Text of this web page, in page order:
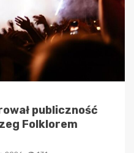
publiczność
Folklorem